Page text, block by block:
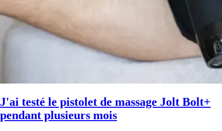
J'ai testé le pistolet de massage Jolt Bolt+
pendant plusieurs mois